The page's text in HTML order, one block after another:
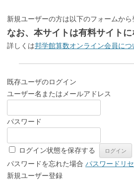
新規ユーザーの方は以下のフォームから
なお、本サイトは有料サイト
詳しくは邦学館算数オンライン会員につ
既存ユーザのログイン
ユーザー名またはメールアドレス
パスワード
ログイン状態を保存する
パスワードを忘れた場合 パスワードリ
新規ユーザー登録